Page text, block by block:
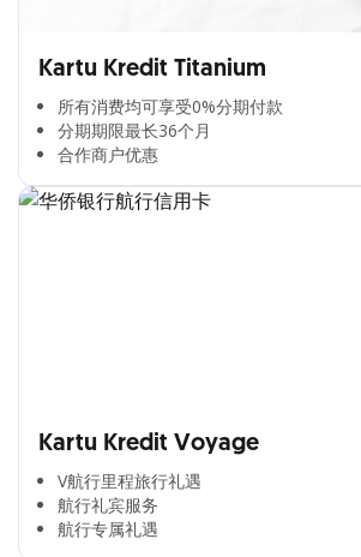
Kartu Kredit Titanium
所有消费均可享受0%分期付款​
分期期限最长36个月​
合作商户优惠​
Kartu Kredit Voyage
V航行里程旅行礼遇
航行礼宾服务
航行专属礼遇